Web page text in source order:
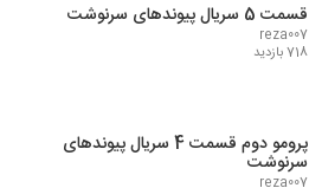
قسمت 5 سریال پیوندهای سرنوشت
reza007
718 بازدید
پرومو دوم قسمت 4 سریال پیوندهای
سرنوشت
reza007